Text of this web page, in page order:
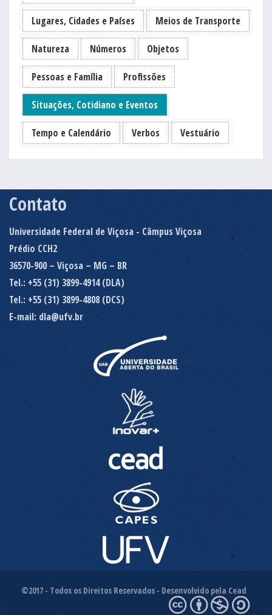
Lugares, Cidades e Países Meios de Transporte
Natureza Números Objetos
Pessoas e Família Profissões
Situações, Cotidiano e Eventos
Tempo e Calendário Verbos Vestuário
Contato
Universidade Federal de Viçosa - Câmpus Viçosa
Prédio CCH2
36570-900 – Viçosa – MG – BR
Tel.: +55 (31) 3899-4914 (DLA)
Tel.: +55 (31) 3899-4808 (DCS)
E-mail: dla@ufv.br
©2017 - Todos os Direitos Reservados - Desenvolvido pela Cead